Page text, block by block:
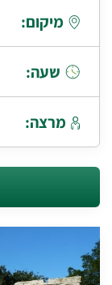
מיקום:
שעה:
מרצה: